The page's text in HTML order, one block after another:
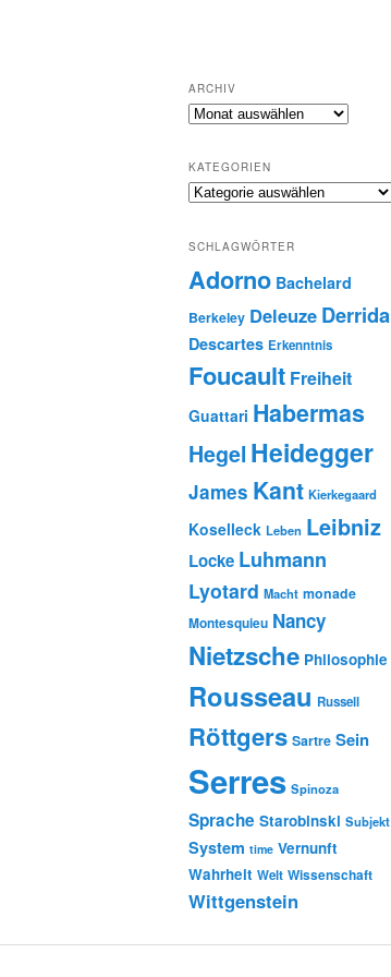
ARCHIV
Archiv
KATEGORIEN
Kategorien
SCHLAGWÖRTER
Adorno Bachelard
Berkeley Deleuze Derrida
Descartes Erkenntnis
Foucault Freiheit
Guattari Habermas
Hegel Heidegger
James Kant Kierkegaard
Koselleck Leben Leibniz
Locke Luhmann
Lyotard Macht monade
Montesquieu Nancy
Nietzsche Philosophie
Rousseau Russell
Röttgers Sartre Sein
Serres Spinoza
Sprache Starobinski Subjekt
System time Vernunft
Wahrheit Welt Wissenschaft
Wittgenstein